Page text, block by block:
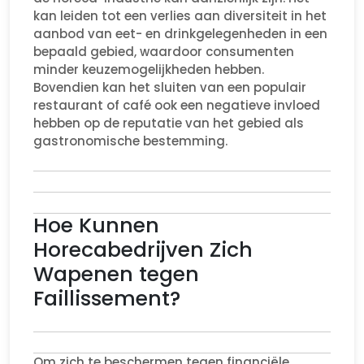
kan leiden tot een verlies aan diversiteit in het
aanbod van eet- en drinkgelegenheden in een
bepaald gebied, waardoor consumenten
minder keuzemogelijkheden hebben.
Bovendien kan het sluiten van een populair
restaurant of café ook een negatieve invloed
hebben op de reputatie van het gebied als
gastronomische bestemming.
Hoe Kunnen
Horecabedrijven Zich
Wapenen tegen
Faillissement?